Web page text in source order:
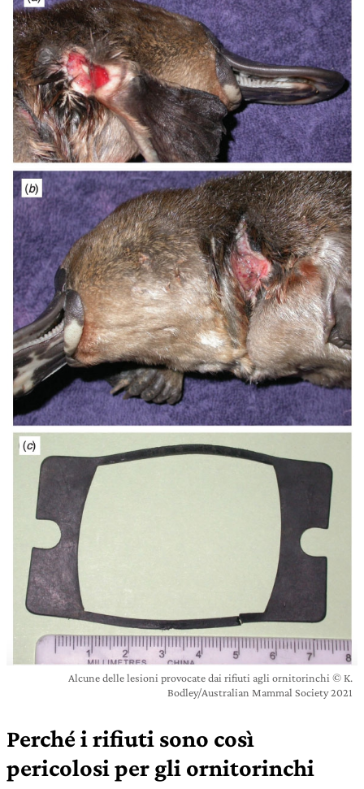
Alcune delle lesioni provocate dai rifiuti agli ornitorinchi © K.
Bodley/Australian Mammal Society 2021
Perché i rifiuti sono così
pericolosi per gli ornitorinchi